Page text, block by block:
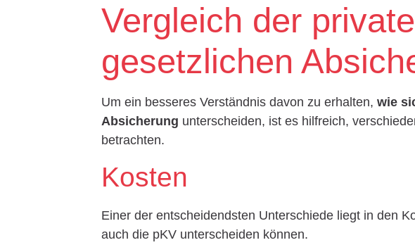
Vergleich der
gesetzlichen
Um ein besseres Verständnis davon zu erhalten,wie
Absicherung unterscheiden, ist es hilfreich,
betrachten.
Kosten
Einer der entscheidendsten Unterschiede liegt in den
auch die pKV unterscheiden können.